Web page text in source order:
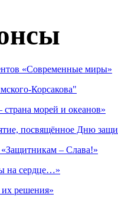
«Современные миры»
Корсакова"
морей и океанов»
посвящённое Дню
– Слава!»
на сердце…»
решения»